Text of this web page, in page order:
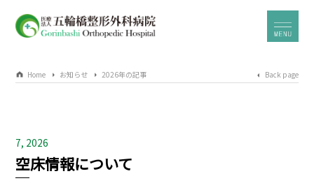
Home お知らせ 2026年の記事 Back page
7, 2026
空床情報について